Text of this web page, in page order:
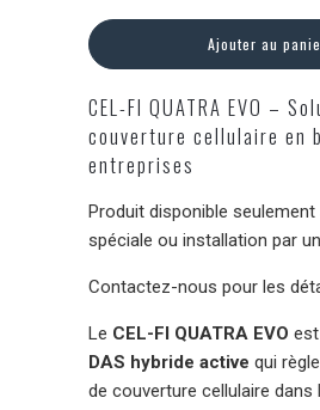
Ajouter au
CEL-FI QUATRA EVO –
couverture cellulaire en
entreprises
Produit disponible
spéciale ou installation par
Contactez-nous pour les
Le CEL-FI QUATRA EVO
DAS hybride active qui
de couverture cellulaire dans